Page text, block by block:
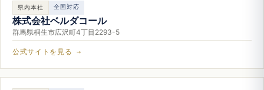
県内本社 全国対応
株式会社ベルダコール
群馬県桐生市広沢町4丁目2293-5
公式サイトを見る →